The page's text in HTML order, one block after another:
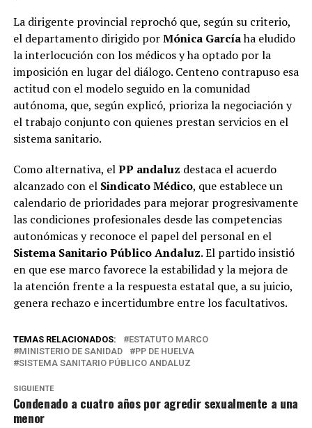
La dirigente provincial reprochó que, según su criterio,
el departamento dirigido porMónica Garcíaha eludido
la interlocución con los médicos y ha optado por la
imposición en lugar del diálogo. Centeno contrapuso esa
actitud con el modelo seguido en la comunidad
autónoma, que, según explicó, prioriza la negociación y
el trabajo conjunto con quienes prestan servicios en el
sistema sanitario.
Como alternativa, elPP andaluz destaca el acuerdo
alcanzado con el Sindicato Médico, que establece un
calendario de prioridades para mejorar progresivamente
las condiciones profesionales desde las competencias
autonómicas y reconoce el papel del personal en el
Sistema Sanitario Público Andaluz. El partido insistió
en que ese marco favorece la estabilidad y la mejora de
la atención frente a la respuesta estatal que, a su juicio,
genera rechazo e incertidumbre entre los facultativos.
TEMAS RELACIONADOS:
ESTATUTO MARCO
MINISTERIO DE SANIDAD
PP DE HUELVA
SISTEMA SANITARIO PÚBLICO ANDALUZ
SIGUIENTE
Condenado a cuatro años por agredir sexualmente a una
menor